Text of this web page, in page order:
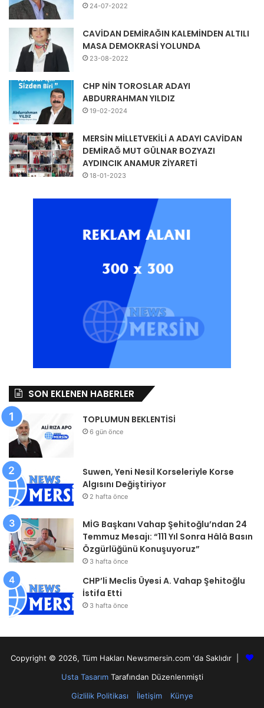
24-07-2022
CAVİDAN DEMİRAĞIN KALEMİNDEN ALTILI
MASA DEMOKRASİ YOLUNDA
23-08-2022
CHP NİN TOROSLAR ADAYI
ABDURRAHMAN YILDIZ
19-02-2024
MERSİN MİLLETVEKİLİ A ADAYI CAVİDAN
DEMİRAĞ MUT GÜLNAR BOZYAZI
AYDINCIK ANAMUR ZİYARETİ
18-01-2023
SON EKLENEN HABERLER
TOPLUMUN BEKLENTİSİ
6 gün önce
Suwen, Yeni Nesil Korseleriyle Korse
Algısını Değiştiriyor
2 hafta önce
MİG Başkanı Vahap Şehitoğlu’ndan 24
Temmuz Mesajı: “111 Yıl Sonra Hâlâ Basın
Özgürlüğünü Konuşuyoruz”
3 hafta önce
CHP’li Meclis Üyesi A. Vahap Şehitoğlu
İstifa Etti
3 hafta önce
Copyright © 2026, Tüm Hakları Newsmersin.com 'da Saklıdır |
Usta TasarımTarafından Düzenlenmişti
Gizlilik Politikası
İletişim Künye